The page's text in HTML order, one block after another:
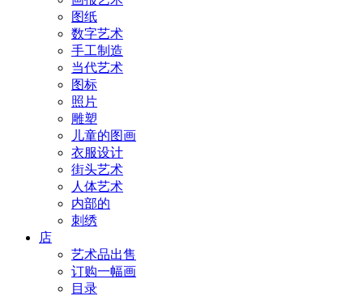
图纸
数字艺术
手工制造
当代艺术
图标
照片
雕塑
儿童的图画
衣服设计
街头艺术
人体艺术
内部的
刺绣
店
艺术品出售
订购一幅画
目录